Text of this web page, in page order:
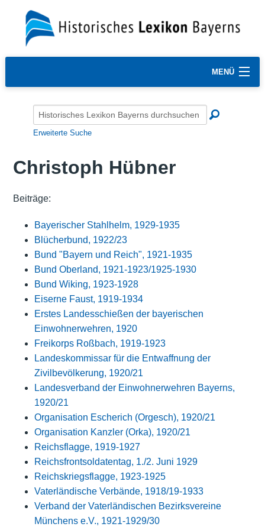
MENÜ
Erweiterte Suche
Christoph Hübner
Beiträge:
Bayerischer Stahlhelm, 1929-1935
Blücherbund, 1922/23
Bund "Bayern und Reich", 1921-1935
Bund Oberland, 1921-1923/1925-1930
Bund Wiking, 1923-1928
Eiserne Faust, 1919-1934
Erstes Landesschießen der bayerischen
Einwohnerwehren, 1920
Freikorps Roßbach, 1919-1923
Landeskommissar für die Entwaffnung der
Zivilbevölkerung, 1920/21
Landesverband der Einwohnerwehren Bayerns,
1920/21
Organisation Escherich (Orgesch), 1920/21
Organisation Kanzler (Orka), 1920/21
Reichsflagge, 1919-1927
Reichsfrontsoldatentag, 1./2. Juni 1929
Reichskriegsflagge, 1923-1925
Vaterländische Verbände, 1918/19-1933
Verband der Vaterländischen Bezirksvereine
Münchens e.V., 1921-1929/30